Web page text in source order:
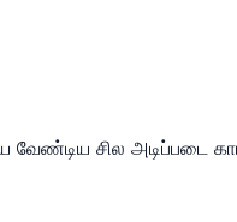
வேண்டிய சில அடிப்படை